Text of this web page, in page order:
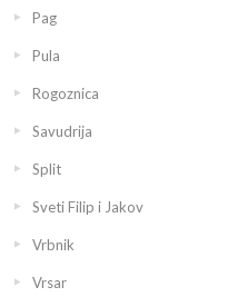
Pag
Pula
Rogoznica
Savudrija
Split
Sveti Filip i Jakov
Vrbnik
Vrsar